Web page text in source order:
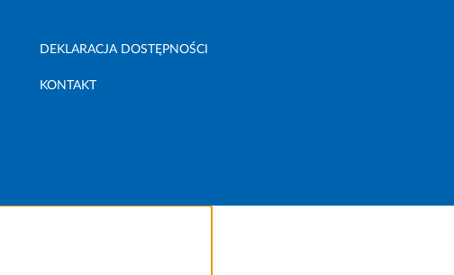
DEKLARACJA DOSTĘPNOŚCI
KONTAKT